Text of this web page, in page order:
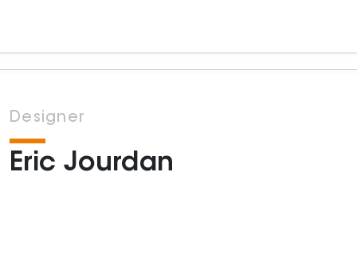
Designer
Eric Jourdan